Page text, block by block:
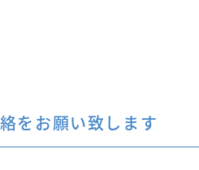
をお願い致します